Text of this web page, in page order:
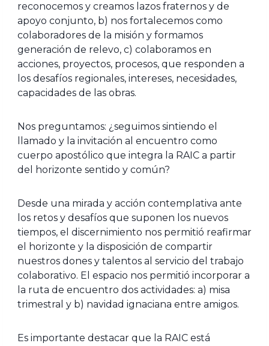
reconocemos y creamos lazos fraternos y de
apoyo conjunto, b) nos fortalecemos como
colaboradores de la misión y formamos
generación de relevo, c) colaboramos en
acciones, proyectos, procesos, que responden a
los desafíos regionales, intereses, necesidades,
capacidades de las obras.
Nos preguntamos: ¿seguimos sintiendo el
llamado y la invitación al encuentro como
cuerpo apostólico que integra la RAIC a partir
del horizonte sentido y común?
Desde una mirada y acción contemplativa ante
los retos y desafíos que suponen los nuevos
tiempos, el discernimiento nos permitió reafirmar
el horizonte y la disposición de compartir
nuestros dones y talentos al servicio del trabajo
colaborativo. El espacio nos permitió incorporar a
la ruta de encuentro dos actividades: a) misa
trimestral y b) navidad ignaciana entre amigos.
Es importante destacar que la RAIC está